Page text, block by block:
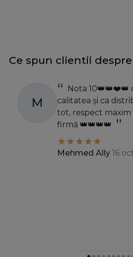
Ce spun clientii
M
Nota 10👑👑❤️👑
calitatea și ca
tot, respect
firmă 👑👑👑👑
Mehmed Ally 16